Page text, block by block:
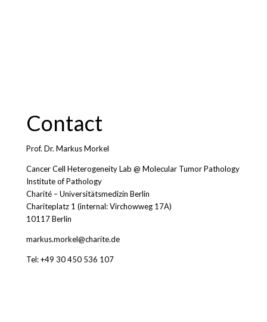
Contact
Prof. Dr. Markus Morkel
Cancer Cell Heterogeneity Lab @ Molecular Tumor Pathology
Institute of Pathology
Charité – Universitätsmedizin Berlin
Chariteplatz 1 (internal: Virchowweg 17A)
10117 Berlin
markus.morkel@charite.de
Tel: +49 30 450 536 107